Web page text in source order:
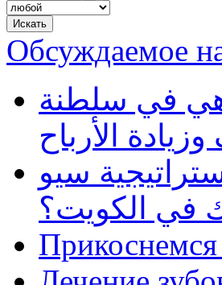
Обсуждаемое
في سلطنة
الأرباح
سيو
في الكويت؟
Прикоснемся